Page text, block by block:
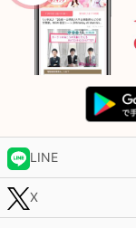
LINE
X